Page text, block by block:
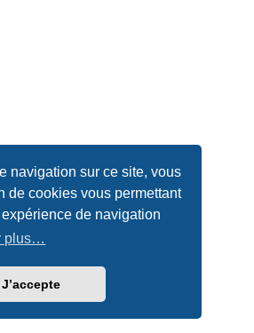
navigation sur ce site, vous
de cookies vous permettant
de navigation
plus…
J’accepte